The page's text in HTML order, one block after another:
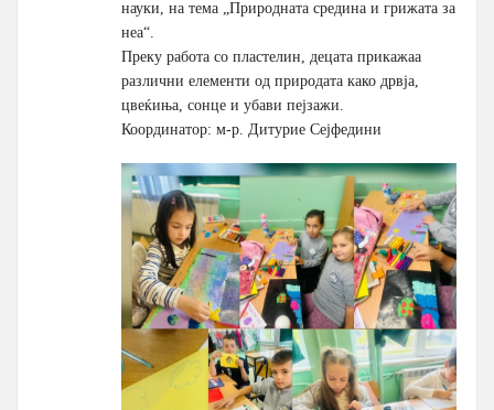
науки, на тема „Природната средина и грижата за
неа“.
Преку работа со пластелин, децата прикажаа
различни елементи од природата како дрвја,
цвеќиња, сонце и убави пејзажи.
Координатор: м-р. Дитурие Сејфедини